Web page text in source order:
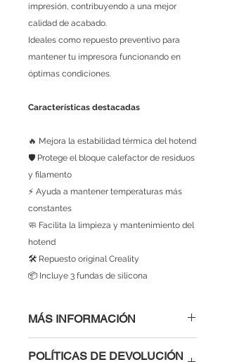
impresión, contribuyendo a una mejor
calidad de acabado.
Ideales como repuesto preventivo para
mantener tu impresora funcionando en
óptimas condiciones.
Características destacadas
🔥 Mejora la estabilidad térmica del hotend
🛡️ Protege el bloque calefactor de residuos
y filamento
⚡ Ayuda a mantener temperaturas más
constantes
🧼 Facilita la limpieza y mantenimiento del
hotend
🛠️ Repuesto original Creality
📦 Incluye 3 fundas de silicona
MÁS INFORMACIÓN
Producto:Fundas de silicona para
POLÍTICAS DE DEVOLUCIÓN